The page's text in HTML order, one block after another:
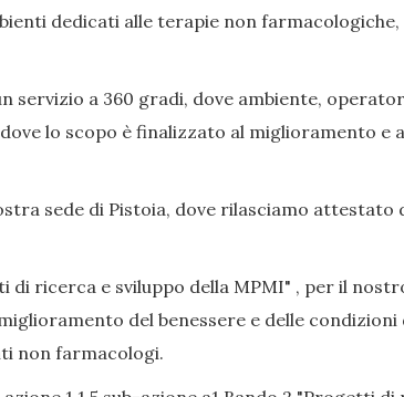
dedicati alle terapie non farmacologiche,
a 360 gradi, dove ambiente,
lo scopo è finalizzato al miglioramento e
sede di Pistoia, dove rilasciamo attestato
di ricerca e sviluppo della MPMI" , per il
del benessere e delle condizioni
non farmacologi.